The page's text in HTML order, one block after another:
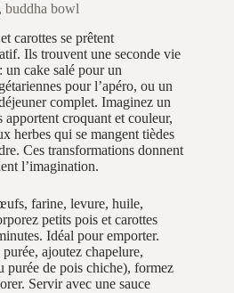
buddha bowl
carottes se prêtent
Ils trouvent une seconde vie
un cake salé pour un
pour l’apéro, ou un
complet. Imaginez un
croquant et couleur,
herbes qui se mangent tièdes
Ces transformations donnent
l’imagination.
farine, levure, huile,
petits pois et carottes
Idéal pour emporter.
purée, ajoutez chapelure,
de pois chiche), formez
Servir avec une sauce